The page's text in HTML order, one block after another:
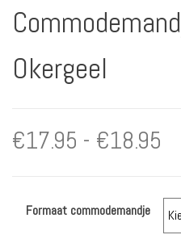
Okergeel
€17.95 - €18.95
Formaat commodemandje